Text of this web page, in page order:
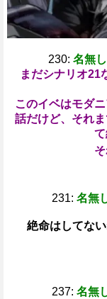
230: 名無
まだシナリオ21
このイベはモダ
話だけど、それ
231: 名無
絶命はしてな
237: 名無